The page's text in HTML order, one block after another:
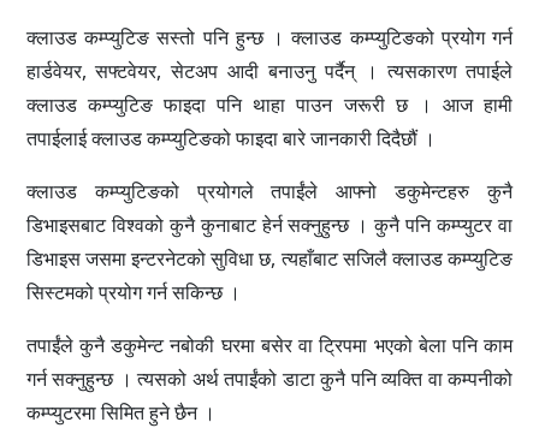
क्लाउड कम्प्युटिङ सस्तो पनि हुन्छ । क्लाउड कम्प्युटिङको प्रयोग गर्न
हार्डवेयर, सफ्टवेयर, सेटअप आदी बनाउनु पर्दैन् । त्यसकारण तपाईले
क्लाउड कम्प्युटिङ फाइदा पनि थाहा पाउन जरूरी छ । आज हामी
तपाईलाई क्लाउड कम्प्युटिङको फाइदा बारे जानकारी दिदैछौं ।
क्लाउड कम्प्युटिङको प्रयोगले तपाईंले आफ्नो डकुमेन्टहरु कुनै
डिभाइसबाट विश्वको कुनै कुनाबाट हेर्न सक्नुहुन्छ । कुनै पनि कम्प्युटर वा
डिभाइस जसमा इन्टरनेटको सुविधा छ, त्यहाँबाट सजिलै क्लाउड कम्प्युटिङ
सिस्टमको प्रयोग गर्न सकिन्छ ।
तपाईंले कुनै डकुमेन्ट नबोकी घरमा बसेर वा ट्रिपमा भएको बेला पनि काम
गर्न सक्नुहुन्छ । त्यसको अर्थ तपाईंको डाटा कुनै पनि व्यक्ति वा कम्पनीको
कम्प्युटरमा सिमित हुने छैन ।